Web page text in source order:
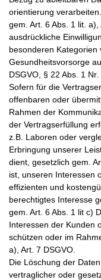
orientierung
gem. Art. 6 Abs. 1 lit.
ausdrückliche
besonderen
Gesundheitsvorsorge
DSGVO, § 22 Abs. 1 Nr.
Sofern für die
offenbaren oder
Rahmen der
der Vertragserfüllung
z.B. Laboren oder
Erbringung unserer
dient, gesetzlich gem.
ist, unseren Interessen
effizienten und
berechtigtes Interesse
gem. Art. 6 Abs. 1 lit c)
Interessen der Kunden
schützen oder im
a), Art. 7 DSGVO.
Die Löschung der
vertraglicher oder